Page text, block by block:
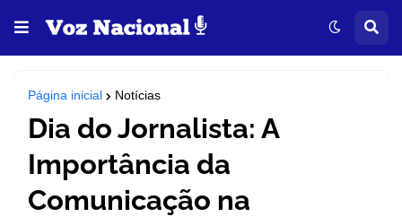
Página inicial Notícias
Dia do Jornalista: A
Importância da
Comunicação na